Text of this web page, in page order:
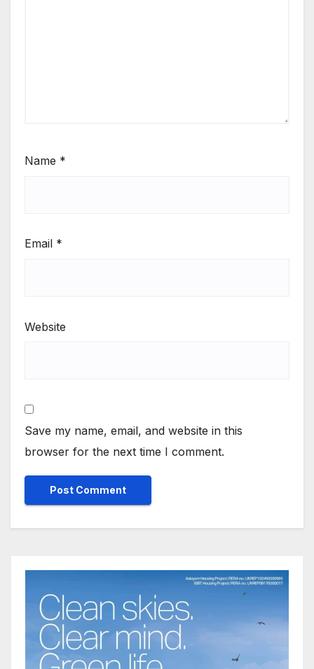
Name *
Email *
Website
Save my name, email, and website in this
browser for the next time I comment.